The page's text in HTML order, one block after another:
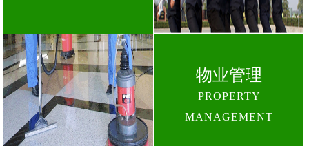
物业管理
PROPERTY
MANAGEMENT